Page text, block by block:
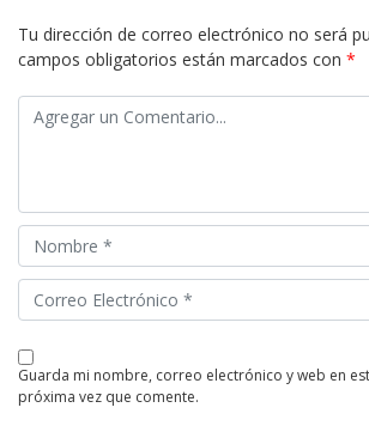
Tu dirección de correo electrónico no será
campos obligatorios están marcados con *
guarda mi nombre, correo electrónico y web en este navegador para la
próxima vez que comente.